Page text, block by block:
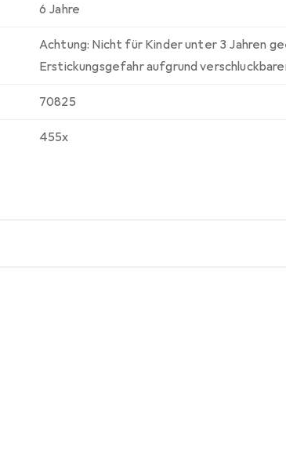
6 Jahre
Achtung: Nicht für Kinder unter 3 Jahren
Erstickungsgefahr aufgrund
70825
455x